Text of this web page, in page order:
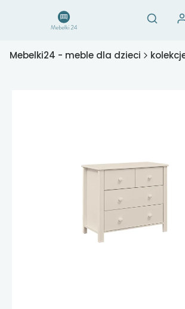
Otwórz
Szukaj
Mebelki24 - meble dla dzieci